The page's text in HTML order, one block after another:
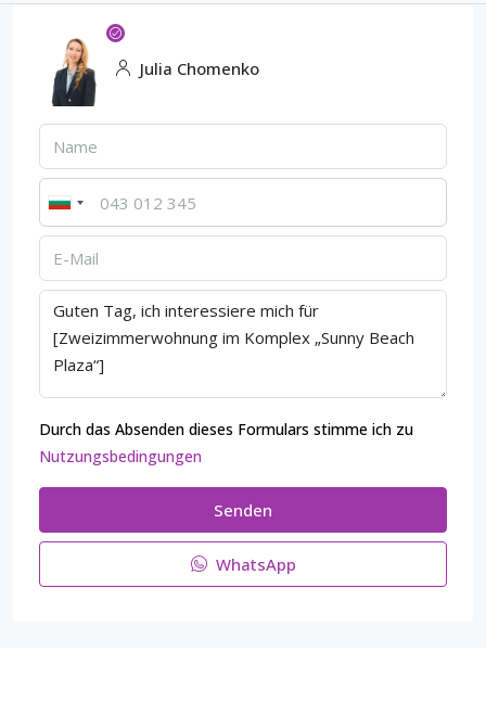
Julia Chomenko
Durch das Absenden dieses Formulars stimme ich zu
Nutzungsbedingungen
Senden
WhatsApp